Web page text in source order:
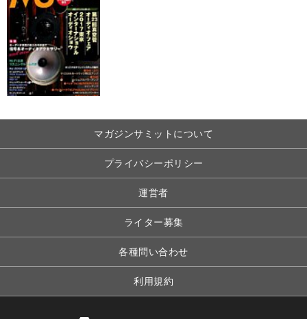
マガジンサミットについて
プライバシーポリシー
運営者
ライター募集
各種問い合わせ
利用規約